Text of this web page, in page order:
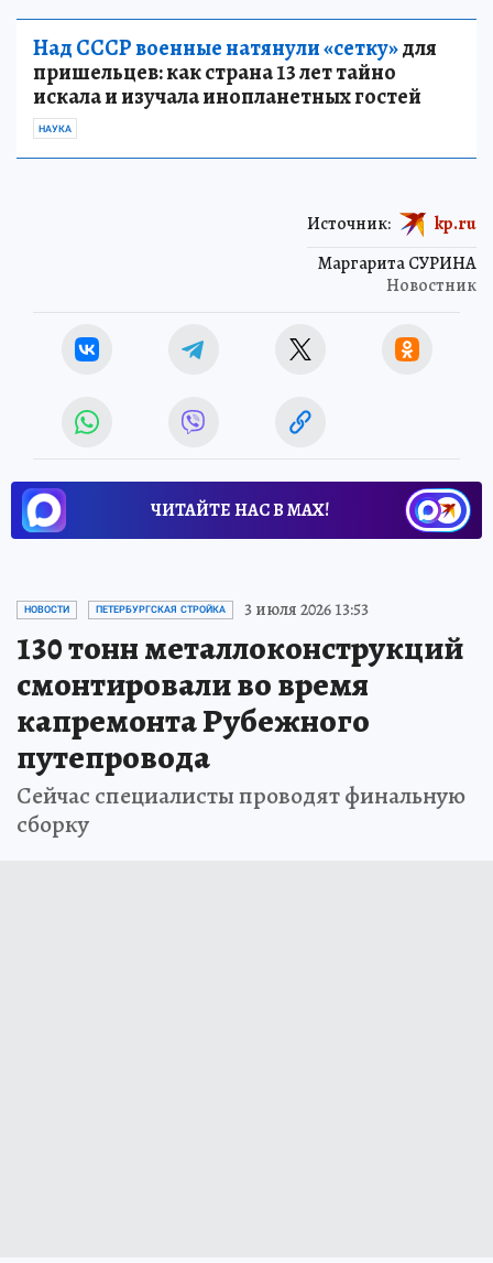
Над СССР военные натянули «сетку»для
пришельцев: как страна 13 лет тайно
искала и изучала инопланетных гостей
НАУКА
Маргарита СУРИНА
Новостник
Источник: kp.ru
ЧИТАЙТЕ НАС В МАХ!
НОВОСТИ ПЕТЕРБУРГСКАЯ СТРОЙКА 3 июля 2026 13:53
130 тонн металлоконструкций
смонтировали во время
капремонта Рубежного
путепровода
Сейчас специалисты проводят финальную
сборку